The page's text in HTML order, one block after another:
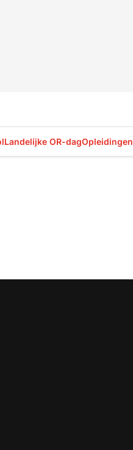
Landelijke OR-dagOpleidingen